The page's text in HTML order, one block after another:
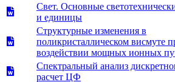
Свет. Основные
и единицы
Структурные изменения в
поликристаллическом висмуте
воздействии мощных ионных
Спектральный анализ
расчет ЦФ